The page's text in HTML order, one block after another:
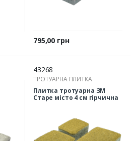
Ціна
795,00 грн
43268
ТРОТУАРНА ПЛИТКА
Плитка тротуарна ЗМ
Старе місто 4 см гірчична